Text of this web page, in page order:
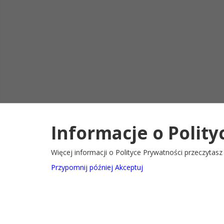
2022@ Oficjalny serwis internetowy Gminy Ryglice Deklaracja
Informacje o
Więcej informacji o Polityce Prywatności przeczytasz
Przypomnij później Akceptuj